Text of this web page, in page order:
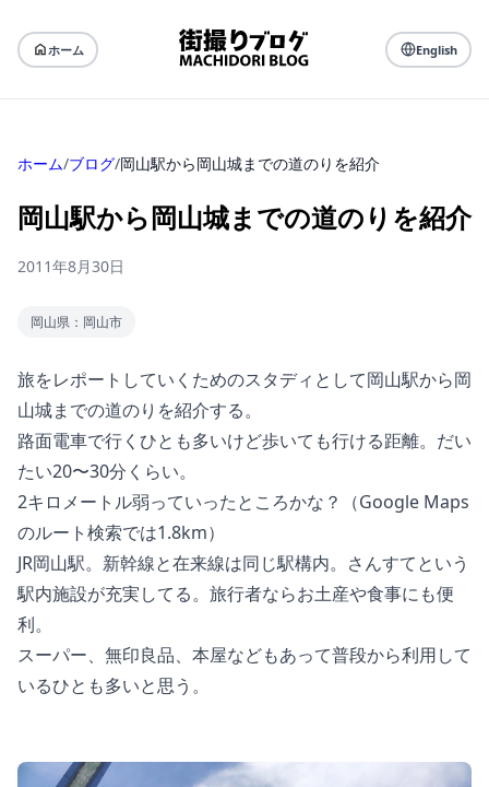
ホーム English
ホーム/ブログ/岡山駅から岡山城までの道のりを紹介
岡山駅から岡山城までの道のりを紹介
2011年8月30日
岡山県：岡山市
旅をレポートしていくためのスタディとして岡山駅から岡
山城までの道のりを紹介する。
路面電車で行くひとも多いけど歩いても行ける距離。だい
たい20〜30分くらい。
2キロメートル弱っていったところかな？（Google Maps
のルート検索では1.8km）
JR岡山駅。新幹線と在来線は同じ駅構内。さんすてという
駅内施設が充実してる。旅行者ならお土産や食事にも便
利。
スーパー、無印良品、本屋などもあって普段から利用して
いるひとも多いと思う。